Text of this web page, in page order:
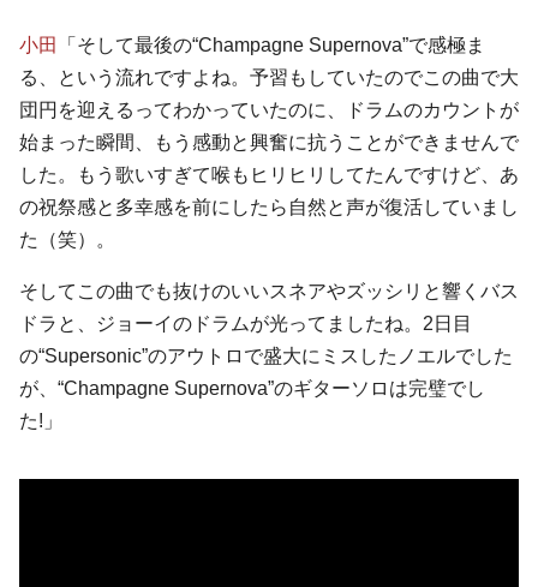
小田
「そして最後の“Champagne Supernova”で感極ま
る、という流れですよね。予習もしていたのでこの曲で大
団円を迎えるってわかっていたのに、ドラムのカウントが
始まった瞬間、もう感動と興奮に抗うことができませんで
した。もう歌いすぎて喉もヒリヒリしてたんですけど、あ
の祝祭感と多幸感を前にしたら自然と声が復活していまし
た（笑）。
そしてこの曲でも抜けのいいスネアやズッシリと響くバス
ドラと、ジョーイのドラムが光ってましたね。2日目
の“Supersonic”のアウトロで盛大にミスしたノエルでした
が、“Champagne Supernova”のギターソロは完璧でし
た!」